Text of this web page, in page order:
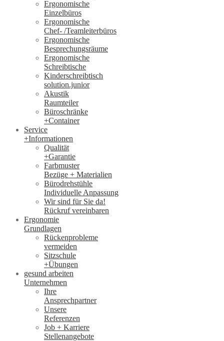
Ergonomische
Einzelbüros
Ergonomische
Chef- /Teamleiterbüros
Ergonomische
Besprechungsräume
Ergonomische
Schreibtische
Kinderschreibtisch
solution.junior
Akustik
Raumteiler
Büroschränke
+Container
Service
+Informationen
Qualität
+Garantie
Farbmuster
Bezüge + Materialien
Bürodrehstühle
Individuelle Anpassung
Wir sind für Sie da!
Rückruf vereinbaren
Ergonomie
Grundlagen
Rückenprobleme
vermeiden
Sitzschule
+Übungen
gesund arbeiten
Unternehmen
Ihre
Ansprechpartner
Unsere
Referenzen
Job + Karriere
Stellenangebote